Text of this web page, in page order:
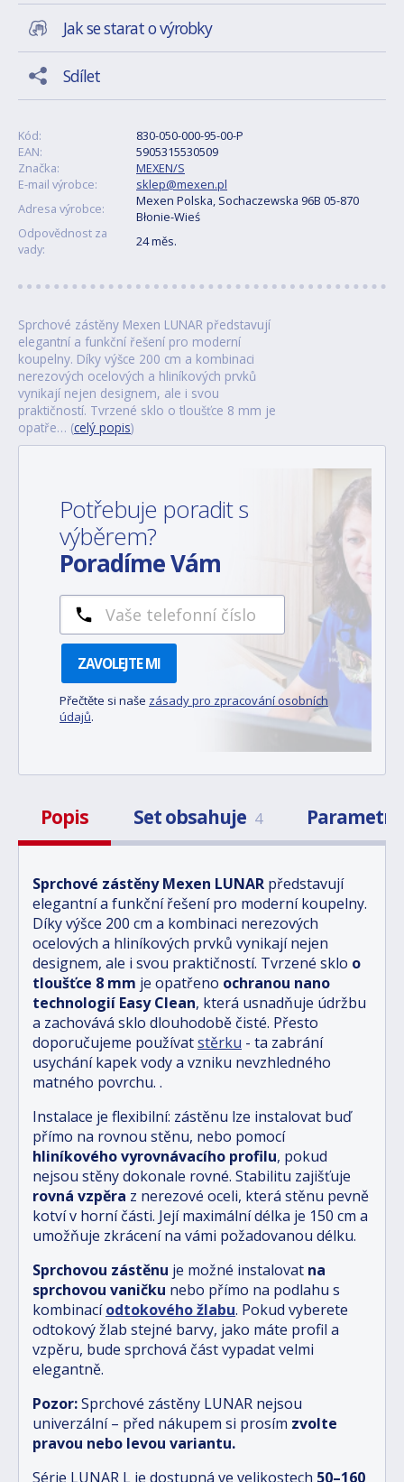
Jak se starat o výrobky
Sdílet
Kód:
830-050-000-95-00-P
EAN:
5905315530509
Značka:
MEXEN/S
E-mail výrobce:
sklep@mexen.pl
Adresa výrobce:
Mexen Polska, Sochaczewska 96B 05-870
Błonie-Wieś
Odpovědnost za
vady:
24 měs.
Sprchové zástěny Mexen LUNAR představují
elegantní a funkční řešení pro moderní
koupelny. Díky výšce 200 cm a kombinaci
nerezových ocelových a hliníkových prvků
vynikají nejen designem, ale i svou
praktičností. Tvrzené sklo o tloušťce 8 mm je
opatře… (celý popis)
Potřebuje poradit s
výběrem?
Poradíme Vám
ZAVOLEJTE MI
Přečtěte si naše zásady pro zpracování osobních
údajů.
Popis Set obsahuje 4 Parametry
Sprchové zástěny Mexen LUNAR představují
elegantní a funkční řešení pro moderní koupelny.
Díky výšce 200 cm a kombinaci nerezových
ocelových a hliníkových prvků vynikají nejen
designem, ale i svou praktičností. Tvrzené sklo o
tloušťce 8 mm je opatřeno ochranou nano
technologií Easy Clean, která usnadňuje údržbu
a zachovává sklo dlouhodobě čisté. Přesto
doporučujeme používatstěrku - ta zabrání
usychání kapek vody a vzniku nevzhledného
matného povrchu. .
Instalace je flexibilní: zástěnu lze instalovat buď
přímo na rovnou stěnu, nebo pomocí
hliníkového vyrovnávacího profilu, pokud
nejsou stěny dokonale rovné. Stabilitu zajišťuje
rovná vzpěra z nerezové oceli, která stěnu pevně
kotví v horní části. Její maximální délka je 150 cm a
umožňuje zkrácení na vámi požadovanou délku.
Sprchovou zástěnu je možné instalovat na
sprchovou vaničku nebo přímo na podlahu s
kombinací odtokového žlabu. Pokud vyberete
odtokový žlab stejné barvy, jako máte profil a
vzpěru, bude sprchová část vypadat velmi
elegantně.
Pozor:Sprchové zástěny LUNAR nejsou
univerzální – před nákupem si prosím zvolte
pravou nebo levou variantu.
Série LUNAR L je dostupná ve velikostech 50–160